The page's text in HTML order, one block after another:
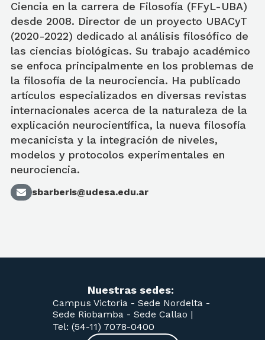
Ciencia en la carrera de Filosofía (FFyL-UBA)
desde 2008. Director de un proyecto UBACyT
(2020-2022) dedicado al análisis filosófico de
las ciencias biológicas. Su trabajo académico
se enfoca principalmente en los problemas de
la filosofía de la neurociencia. Ha publicado
artículos especializados en diversas revistas
internacionales acerca de la naturaleza de la
explicación neurocientífica, la nueva filosofía
mecanicista y la integración de niveles,
modelos y protocolos experimentales en
neurociencia.
sbarberis@udesa.edu.ar
Nuestras sedes:
Campus Victoria - Sede Nordelta -
Sede Riobamba - Sede Callao |
Tel: (54-11) 7078-0400